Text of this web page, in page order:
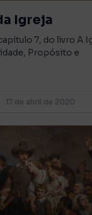
Igreja
7, do livro A
Propósito e
17 de abril de 2020